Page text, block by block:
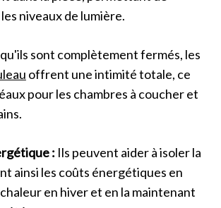
niveaux de lumière.
sont complètement fermés, les
offrent une intimité totale, ce
pour les chambres à coucher et
: Ils peuvent aider à isoler la
ainsi les coûts énergétiques en
en hiver et en la maintenant